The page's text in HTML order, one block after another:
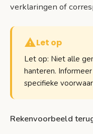
verklaringen of
Let op
Let op: Niet alle
hanteren.
specifieke
Rekenvoorbeeld